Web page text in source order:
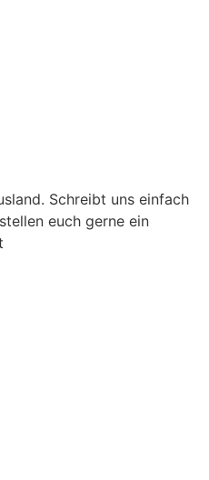
Schreibt uns einfach
euch gerne ein